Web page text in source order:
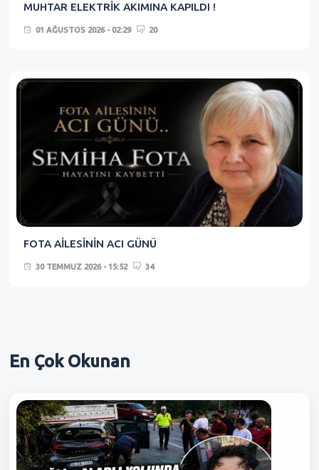
MUHTAR ELEKTRİK AKIMINA KAPILDI !
01 AĞUSTOS 2026 - 02:29 20
FOTA AİLESİNİN ACI GÜNÜ
30 TEMMUZ 2026 - 15:52 34
En ÇokOkunan